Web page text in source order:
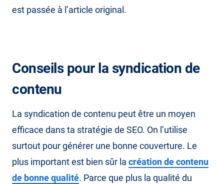
est passée à l’article original.
Conseils pour la syndication de
contenu
La syndication de contenu peut être un moyen
efficace dans ta stratégie de SEO. On l’utilise
surtout pour générer une bonne couverture. Le
plus important est bien sûr la création de contenu
de bonne qualité. Parce que plus la qualité du